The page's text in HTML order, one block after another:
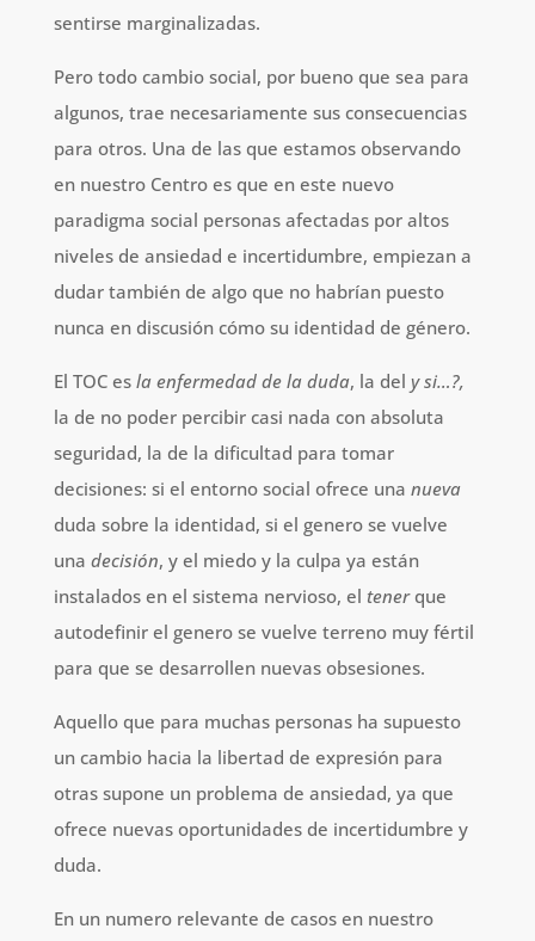
sentirse marginalizadas.
Pero todo cambio social, por bueno que sea para
algunos, trae necesariamente sus consecuencias
para otros. Una de las que estamos observando
en nuestro Centro es que en este nuevo
paradigma social personas afectadas por altos
niveles de ansiedad e incertidumbre, empiezan a
dudar también de algo que no habrían puesto
nunca en discusión cómo su identidad de género.
El TOC es la enfermedad de la duda, la del y si…?,
la de no poder percibir casi nada con absoluta
seguridad, la de la dificultad para tomar
decisiones: si el entorno social ofrece una nueva
duda sobre la identidad, si el genero se vuelve
una decisión, y el miedo y la culpa ya están
instalados en el sistema nervioso, el tenerque
autodefinir el genero se vuelve terreno muy fértil
para que se desarrollen nuevas obsesiones.
Aquello que para muchas personas ha supuesto
un cambio hacia la libertad de expresión para
otras supone un problema de ansiedad, ya que
ofrece nuevas oportunidades de incertidumbre y
duda.
En un numero relevante de casos en nuestro